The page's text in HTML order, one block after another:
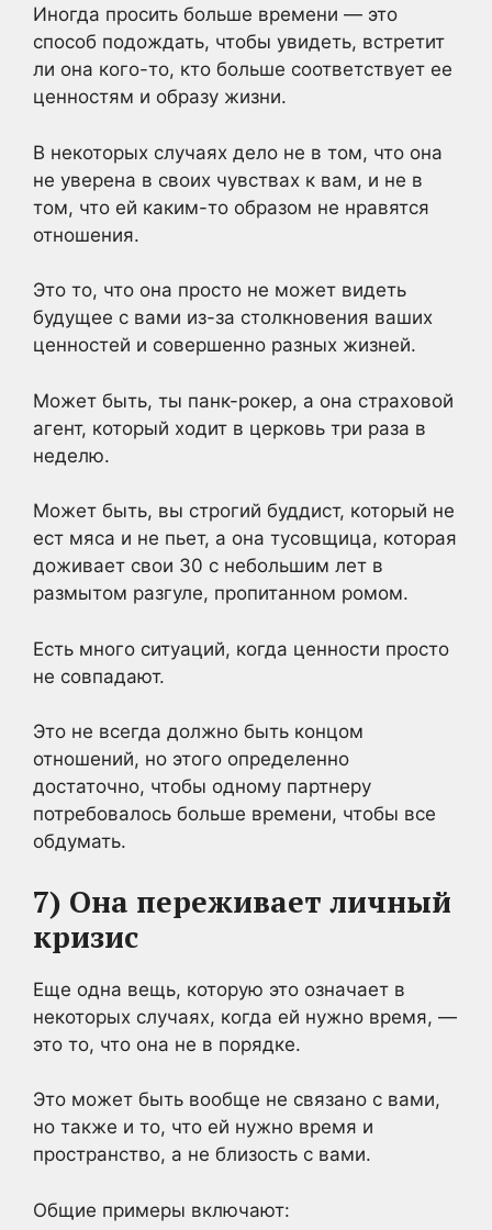
Иногда просить больше времени — это
способ подождать, чтобы увидеть, встретит
ли она кого-то, кто больше соответствует ее
ценностям и образу жизни.
В некоторых случаях дело не в том, что она
не уверена в своих чувствах к вам, и не в
том, что ей каким-то образом не нравятся
отношения.
Это то, что она просто не может видеть
будущее с вами из-за столкновения ваших
ценностей и совершенно разных жизней.
Может быть, ты панк-рокер, а она страховой
агент, который ходит в церковь три раза в
неделю.
Может быть, вы строгий буддист, который не
ест мяса и не пьет, а она тусовщица, которая
доживает свои 30 с небольшим лет в
размытом разгуле, пропитанном ромом.
Есть много ситуаций, когда ценности просто
не совпадают.
Это не всегда должно быть концом
отношений, но этого определенно
достаточно, чтобы одному партнеру
потребовалось больше времени, чтобы все
обдумать.
7) Она переживает личный
кризис
Еще одна вещь, которую это означает в
некоторых случаях, когда ей нужно время, —
это то, что она не в порядке.
Это может быть вообще не связано с вами,
но также и то, что ей нужно время и
пространство, а не близость с вами.
Общие примеры включают: